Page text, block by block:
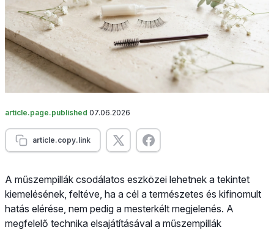
article.page.published 07.06.2026
article.copy.link
A műszempillák csodálatos eszközei lehetnek a tekintet
kiemelésének, feltéve, ha a cél a természetes és kifinomult
hatás elérése, nem pedig a mesterkélt megjelenés. A
megfelelő technika elsajátításával a műszempillák